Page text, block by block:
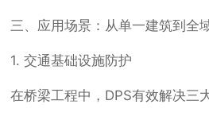
三、应用场景：从单一建筑到全
1. 交通基础设施防护
在桥梁工程中，DPS有效解决三